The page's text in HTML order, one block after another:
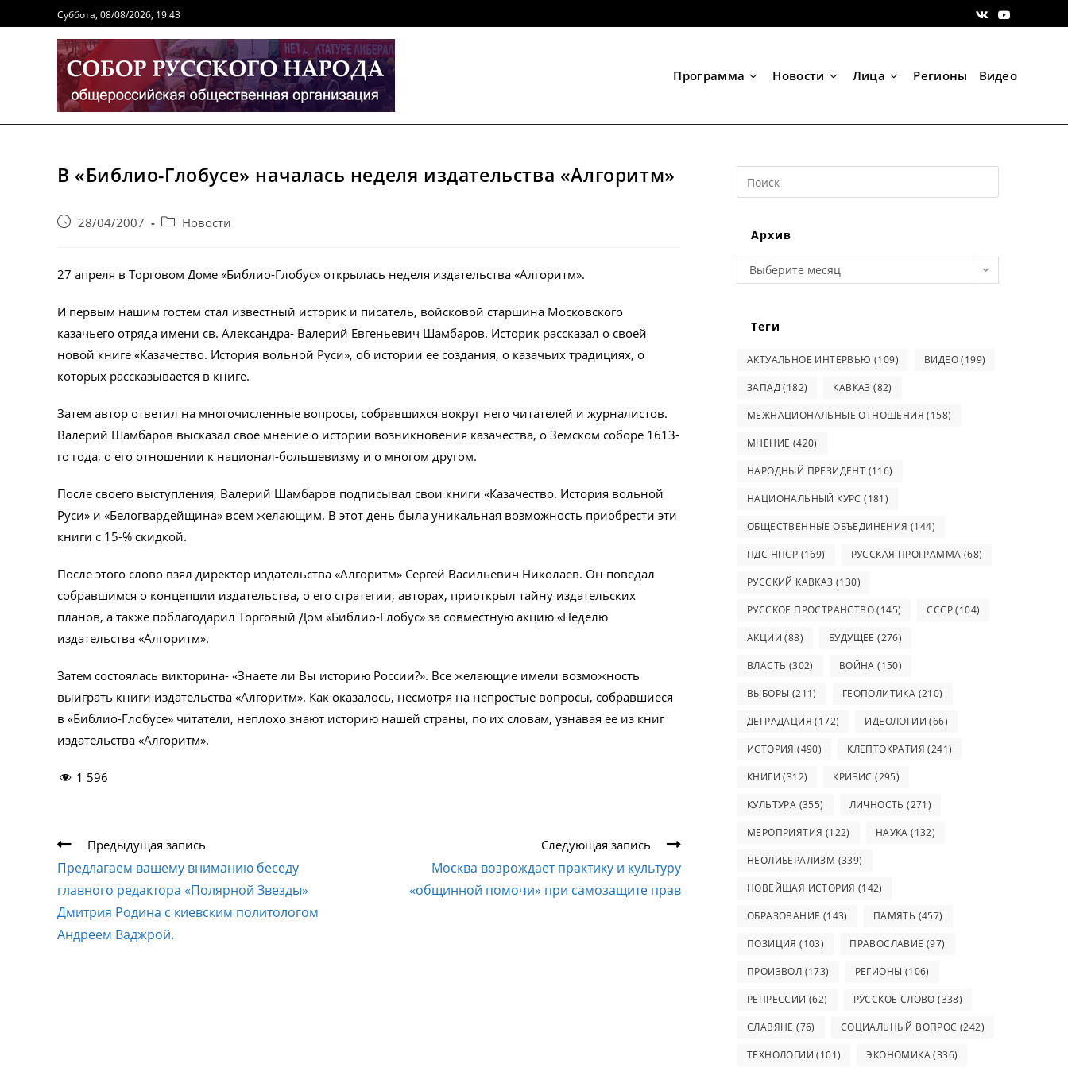
к
содержимому
Суббота, 08/08/2026, 19:43
Программа Новости Лица Регионы Видео
В «Библио-Глобусе» началась неделя издательства «Алгоритм»
Запись28/04/2007
Post Новости
27 апреля в Торговом Доме «Библио-Глобус» открылась неделя издательства «Алгоритм».
И первым нашим гостем стал известный историк и писатель, войсковой старшина Московского
казачьего отряда имени св. Александра- Валерий Евгеньевич Шамбаров. Историк рассказал о своей
новой книге «Казачество. История вольной Руси», об истории ее создания, о казачьих традициях, о
которых рассказывается в книге.
Затем автор ответил на многочисленные вопросы, собравшихся вокруг него читателей и журналистов.
Валерий Шамбаров высказал свое мнение о истории возникновения казачества, о Земском соборе 1613-
го года, о его отношении к национал-большевизму и о многом другом.
После своего выступления, Валерий Шамбаров подписывал свои книги «Казачество. История вольной
Руси» и «Белогвардейщина» всем желающим. В этот день была уникальная возможность приобрести эти
книги с 15-% скидкой.
После этого слово взял директор издательства «Алгоритм» Сергей Васильевич Николаев. Он поведал
собравшимся о концепции издательства, о его стратегии, авторах, приоткрыл тайну издательских
планов, а также поблагодарил Торговый Дом «Библио-Глобус» за совместную акцию «Неделю
издательства «Алгоритм».
Затем состоялась викторина- «Знаете ли Вы историю России?». Все желающие имели возможность
выиграть книги издательства «Алгоритм». Как оказалось, несмотря на непростые вопросы, собравшиеся
в «Библио-Глобусе» читатели, неплохо знают историю нашей страны, по их словам, узнавая ее из книг
издательства «Алгоритм».
1 596
Еще
статьи
Предыдущая запись
Предлагаем вашему вниманию беседу
главного редактора «Полярной Звезды»
Дмитрия Родина с киевским политологом
Андреем Ваджрой.
Следующая запись
Москва возрождает практику и культуру
«общинной помочи» при самозащите прав
Search
this
Архив
Архив
Выберите месяц
Теги
АКТУАЛЬНОЕ ИНТЕРВЬЮ (109) ВИДЕО(199)
ЗАПАД(182) КАВКАЗ (82)
МЕЖНАЦИОНАЛЬНЫЕ ОТНОШЕНИЯ (158)
МНЕНИЕ (420)
НАРОДНЫЙ ПРЕЗИДЕНТ (116)
НАЦИОНАЛЬНЫЙ КУРС (181)
ОБЩЕСТВЕННЫЕ ОБЪЕДИНЕНИЯ (144)
ПДС НПСР (169) РУССКАЯ ПРОГРАММА (68)
РУССКИЙ КАВКАЗ (130)
РУССКОЕ ПРОСТРАНСТВО(145) СССР(104)
АКЦИИ (88) БУДУЩЕЕ (276)
ВЛАСТЬ (302) ВОЙНА (150)
ВЫБОРЫ (211) ГЕОПОЛИТИКА (210)
ДЕГРАДАЦИЯ (172) ИДЕОЛОГИИ (66)
ИСТОРИЯ (490) КЛЕПТОКРАТИЯ (241)
КНИГИ (312) КРИЗИС (295)
КУЛЬТУРА (355) ЛИЧНОСТЬ (271)
МЕРОПРИЯТИЯ (122) НАУКА (132)
НЕОЛИБЕРАЛИЗМ (339)
НОВЕЙШАЯ ИСТОРИЯ (142)
ОБРАЗОВАНИЕ (143) ПАМЯТЬ (457)
ПОЗИЦИЯ (103) ПРАВОСЛАВИЕ (97)
ПРОИЗВОЛ (173) РЕГИОНЫ (106)
РЕПРЕССИИ (62) РУССКОЕ СЛОВО (338)
СЛАВЯНЕ (76) СОЦИАЛЬНЫЙ ВОПРОС (242)
ТЕХНОЛОГИИ (101) ЭКОНОМИКА(336)